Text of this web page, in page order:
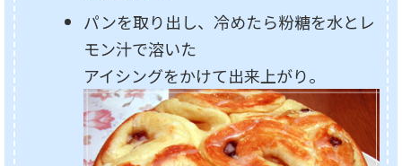
パンを取り出し、冷めたら粉糖を水とレ
モン汁で溶いた
アイシングをかけて出来上がり。